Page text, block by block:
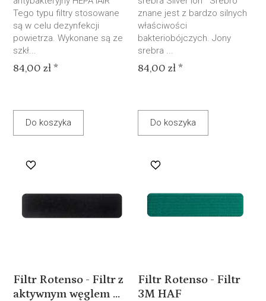
Tego typu filtry stosowane
są w celu dezynfekcji
powietrza. Wykonane są ze
szkł...
84,00 zł *
Do koszyka
znane jest z bardzo silnych
właściwości
bakteriobójczych. Jony
srebra ...
84,00 zł *
Do koszyka
Filtr Rotenso - Filtr z
aktywnym węglem ...
Filtr Rotenso - Filtr
3M HAF